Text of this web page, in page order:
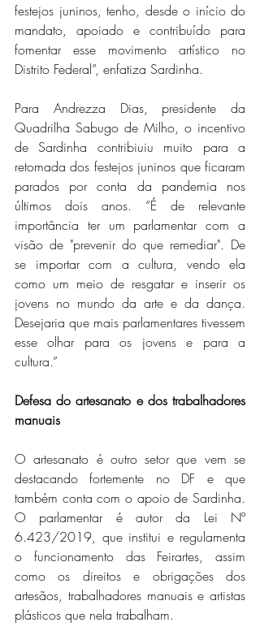
festejos juninos, tenho, desde o início do
mandato, apoiado e contribuído para
fomentar esse movimento artístico no
Distrito Federal”, enfatiza Sardinha.
Para Andrezza Dias, presidente da
Quadrilha Sabugo de Milho, o incentivo
de Sardinha contribiuiu muito para a
retomada dos festejos juninos que ficaram
parados por conta da pandemia nos
últimos dois anos. “É de relevante
importância ter um parlamentar com a
visão de "prevenir do que remediar". De
se importar com a cultura, vendo ela
como um meio de resgatar e inserir os
jovens no mundo da arte e da dança.
Desejaria que mais parlamentares tivessem
esse olhar para os jovens e para a
cultura.”
Defesa do artesanato e dos trabalhadores
manuais
O artesanato é outro setor que vem se
destacando fortemente no DF e que
também conta com o apoio de Sardinha.
O parlamentar é autor da Lei Nº
6.423/2019, que institui e regulamenta
o funcionamento das Feirartes, assim
como os direitos e obrigações dos
artesãos, trabalhadores manuais e artistas
plásticos que nela trabalham.